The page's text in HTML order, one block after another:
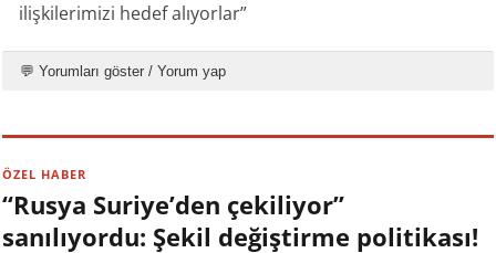
ilişkilerimizi hedef alıyorlar”
💬 Yorumları göster / Yorum yap
ÖZEL HABER
“Rusya Suriye’den çekiliyor”
sanılıyordu: Şekil değiştirme politikası!